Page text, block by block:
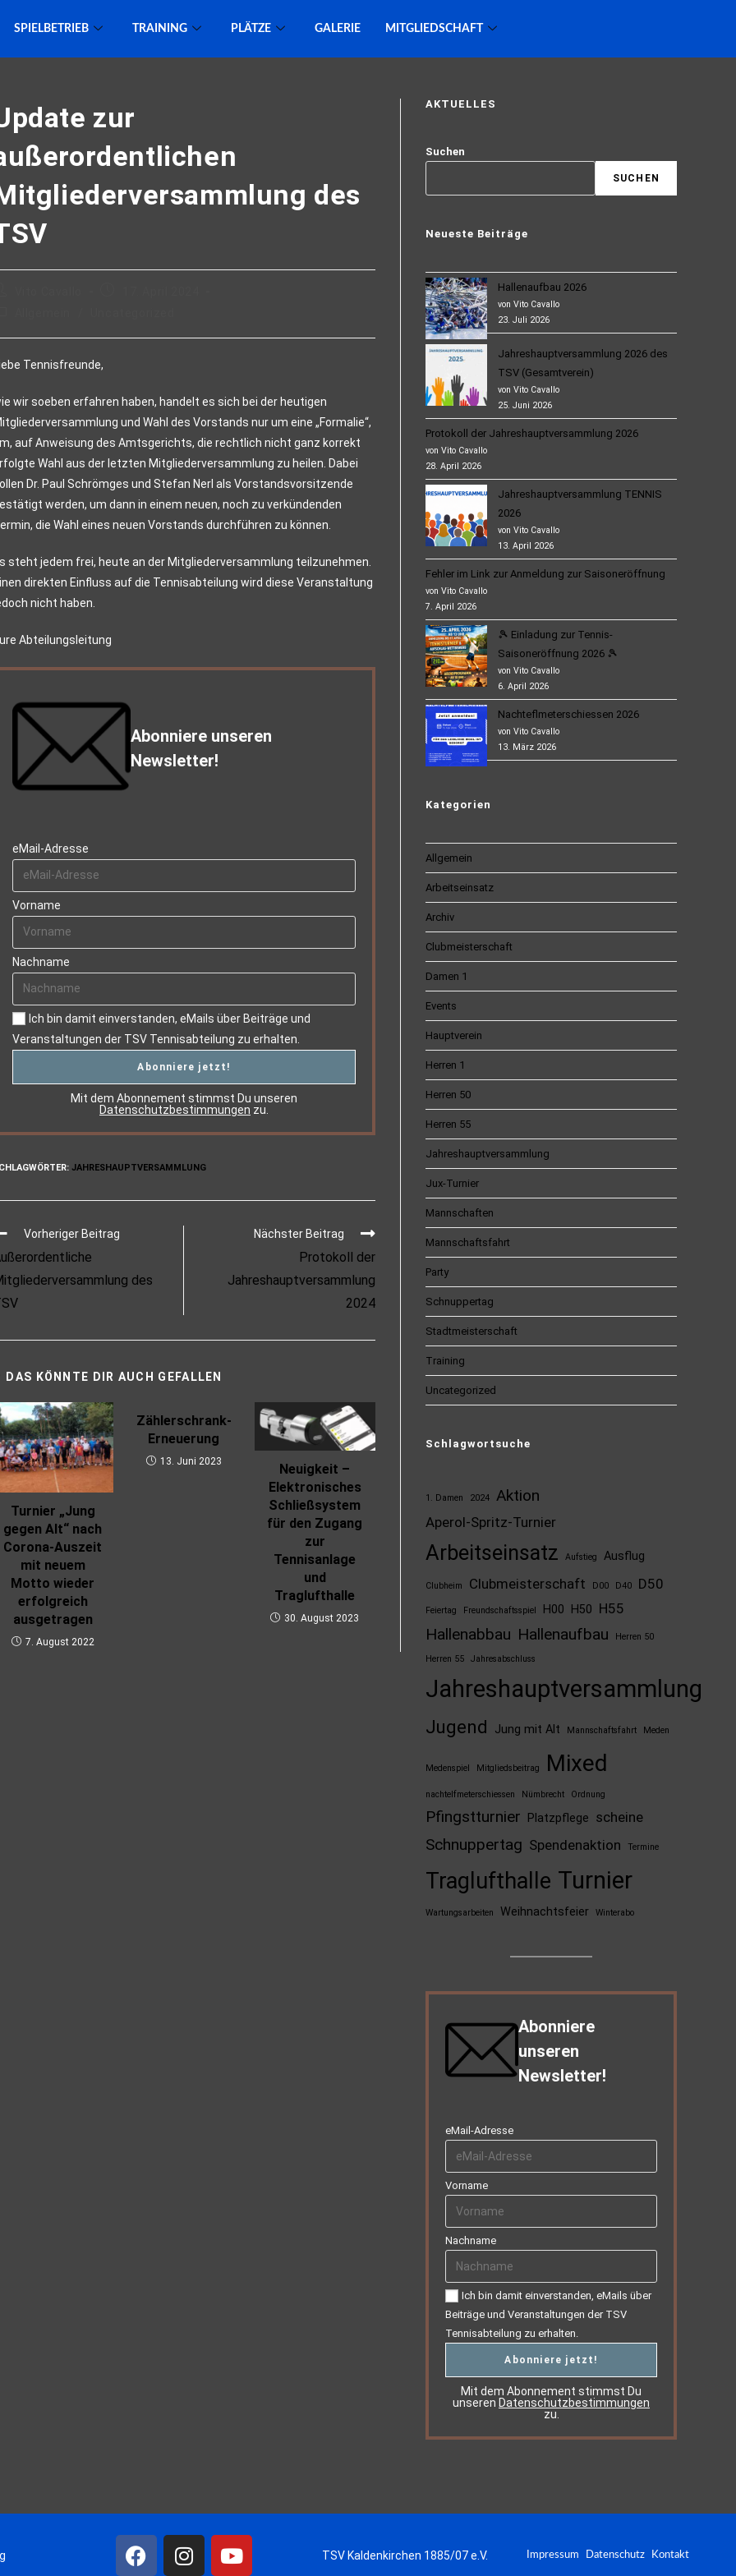
SPIELBETRIEB TRAINING PLÄTZE GALERIE MITGLIEDSCHAFT
zur
des
Tennisfreunde,
wir soeben erfahren haben, handelt es sich bei der heutigen
und Wahl des Vorstands nur um eine „Formalie“,
auf Anweisung des Amtsgerichts, die rechtlich nicht ganz korrekt
Wahl aus der letzten Mitgliederversammlung zu heilen. Dabei
Dr. Paul Schrömges und Stefan Nerl als Vorstandsvorsitzende
werden, um dann in einem neuen, noch zu verkündenden
die Wahl eines neuen Vorstands durchführen zu können.
steht jedem frei, heute an der Mitgliederversammlung teilzunehmen.
direkten Einfluss auf die Tennisabteilung wird diese Veranstaltung
nicht haben.
Abteilungsleitung
Abonniere unseren
Newsletter!
eMail-Adresse
Vorname
Nachname
Ich bin damit einverstanden, eMails über Beiträge und
Veranstaltungen der TSV Tennisabteilung zu erhalten.
Mit dem Abonnement stimmst Du unseren
Datenschutzbestimmungen zu.
: JAHRESHAUPTVERSAMMLUNG
Vorheriger Beitrag
des
Nächster Beitrag
Protokoll der
Jahreshauptversammlung
2024
DAS KÖNNTE DIR AUCH GEFALLEN
Turnier „Jung
gegen Alt“ nach
Corona-Auszeit
mit neuem
Motto wieder
erfolgreich
ausgetragen
7. August 2022
Zählerschrank-
Erneuerung
13. Juni 2023
Neuigkeit –
Elektronisches
Schließsystem
für den Zugang
zur
Tennisanlage
und
Traglufthalle
30. August 2023
AKTUELLES
Suchen
SUCHEN
Neueste Beiträge
Hallenaufbau 2026
von Vito Cavallo
23. Juli 2026
Jahreshauptversammlung 2026 des
TSV (Gesamtverein)
von Vito Cavallo
25. Juni 2026
Protokoll der Jahreshauptversammlung 2026
von Vito Cavallo
28. April 2026
Jahreshauptversammlung TENNIS
2026
von Vito Cavallo
13. April 2026
Fehler im Link zur Anmeldung zur Saisoneröffnung
von Vito Cavallo
7. April 2026
🎾 Einladung zur Tennis-
Saisoneröffnung 2026 🎾
von Vito Cavallo
6. April 2026
Nachteflmeterschiessen 2026
von Vito Cavallo
13. März 2026
Kategorien
Allgemein
Arbeitseinsatz
Archiv
Clubmeisterschaft
Damen 1
Events
Hauptverein
Herren 1
Herren 50
Herren 55
Jahreshauptversammlung
Jux-Turnier
Mannschaften
Mannschaftsfahrt
Party
Schnuppertag
Stadtmeisterschaft
Training
Uncategorized
Schlagwortsuche
1. Damen 2024 Aktion
Aperol-Spritz-Turnier
Arbeitseinsatz Aufstieg Ausflug
Clubheim Clubmeisterschaft D00 D40 D50
Feiertag Freundschaftsspiel H00 H50 H55
Hallenabbau Hallenaufbau Herren 50
Herren 55 Jahresabschluss
Jahreshauptversammlung
Jugend Jung mit Alt Mannschaftsfahrt Meden
Medenspiel Mitgliedsbeitrag Mixed
nachtelfmeterschiessen Nümbrecht Ordnung
Pfingstturnier Platzpflege scheine
Schnuppertag Spendenaktion Termine
Traglufthalle Turnier
Wartungsarbeiten Weihnachtsfeier Winterabo
Abonniere
unseren
Newsletter!
eMail-Adresse
Vorname
Nachname
Ich bin damit einverstanden, eMails über
Beiträge und Veranstaltungen der TSV
Tennisabteilung zu erhalten.
Mit dem Abonnement stimmst Du
unseren Datenschutzbestimmungen
zu.
TSV Kaldenkirchen 1885/07 e.V. Impressum Datenschutz Kontakt